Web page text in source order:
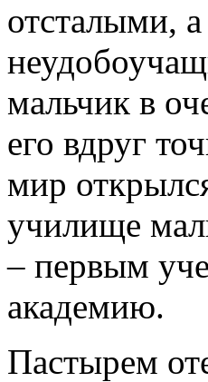
отсталыми,
мальчик в
его вдруг
мир
училище
– первым
академию.
Пастырем